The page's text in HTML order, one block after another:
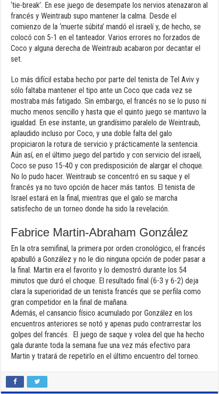
‘tie-break’. En ese juego de desempate los nervios atenazaron al
francés y Weintraub supo mantener la calma. Desde el
comienzo de la ‘muerte súbita’ mandó el israelí y, de hecho, se
colocó con 5-1 en el tanteador. Varios errores no forzados de
Coco y alguna derecha de Weintraub acabaron por decantar el
set.
Lo más difícil estaba hecho por parte del tenista de Tel Aviv y
sólo faltaba mantener el tipo ante un Coco que cada vez se
mostraba más fatigado. Sin embargo, el francés no se lo puso ni
mucho menos sencillo y hasta que el quinto juego se mantuvo la
igualdad. En ese instante, un grandísimo paralelo de Weintraub,
aplaudido incluso por Coco, y una doble falta del galo
propiciaron la rotura de servicio y prácticamente la sentencia.
Aún así, en el último juego del partido y con servicio del israelí,
Coco se puso 15-40 y con predisposición de alargar el choque.
No lo pudo hacer. Weintraub se concentró en su saque y el
francés ya no tuvo opción de hacer más tantos. El tenista de
Israel estará en la final, mientras que el galo se marcha
satisfecho de un torneo donde ha sido la revelación.
Fabrice Martin-Abraham González
En la otra semifinal, la primera por orden cronológico, el francés
apabulló a González y no le dio ninguna opción de poder pasar a
la final. Martin era el favorito y lo demostró durante los 54
minutos que duró el choque. El resultado final (6-3 y 6-2) deja
clara la superioridad de un tenista francés que se perfila como
gran competidor en la final de mañana.
Además, el cansancio físico acumulado por González en los
encuentros anteriores se notó y apenas pudo contrarrestar los
golpes del francés. El juego de saque y volea del que ha hecho
gala durante toda la semana fue una vez más efectivo para
Martin y tratará de repetirlo en el último encuentro del torneo.